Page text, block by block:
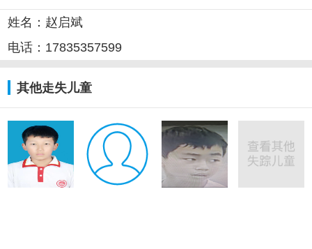
姓名：赵启斌
电话：17835357599
其他走失儿童